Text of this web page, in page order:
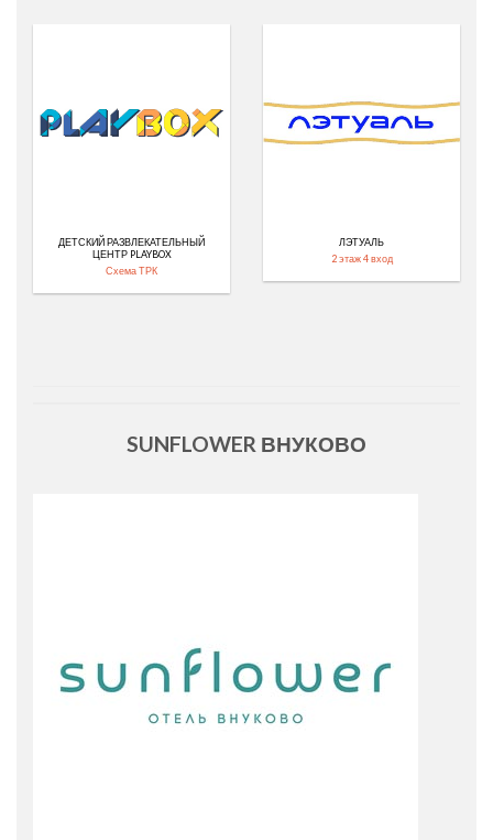
ДЕТСКИЙ РАЗВЛЕКАТЕЛЬНЫЙ
ЦЕНТР PLAYBOX
Схема ТРК
ЛЭТУАЛЬ
2 этаж 4 вход
SUNFLOWER ВНУКОВО